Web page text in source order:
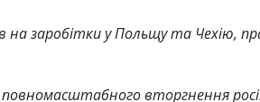
заробітки у Польщу та Чехію,
повномасштабного вторгнення